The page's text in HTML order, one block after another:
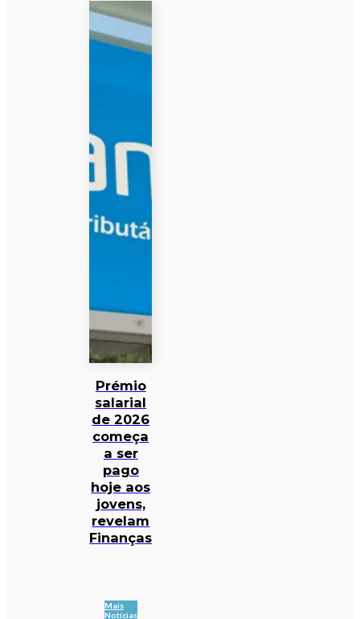
Prémio
salarial
de 2026
começa
a ser
pago
hoje aos
jovens,
revelam
Finanças
Mais
Notícias